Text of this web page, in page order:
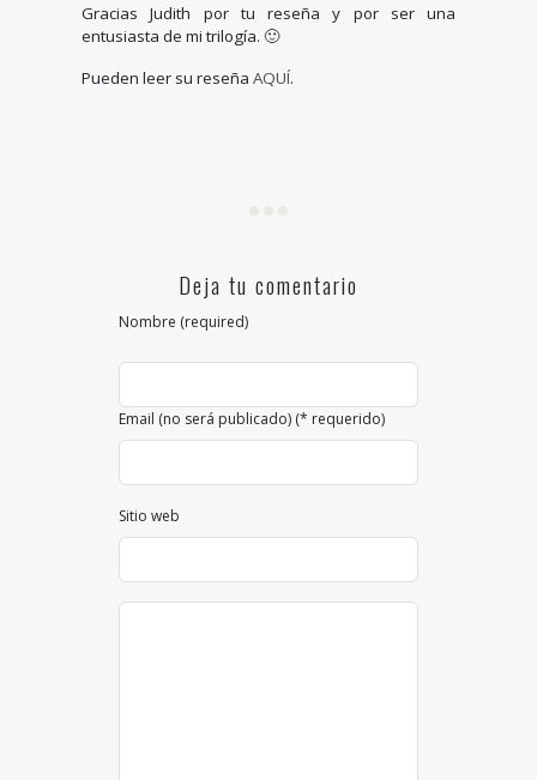
Gracias Judith por tu reseña y por ser una
entusiasta de mi trilogía. 🙂
Pueden leer su reseña AQUÍ.
Deja tu comentario
Nombre (required)
Email (no será publicado) (* requerido)
Sitio web